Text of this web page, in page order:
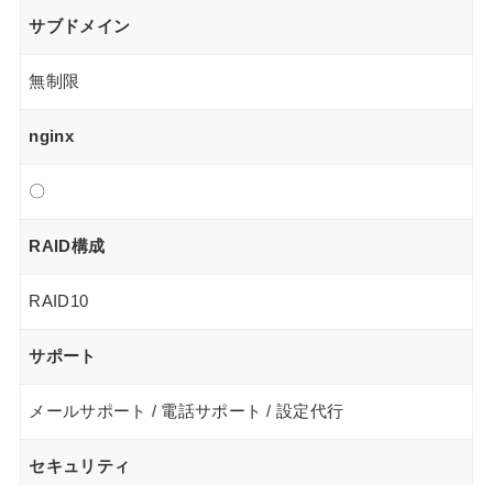
サブドメイン
無制限
nginx
〇
RAID構成
RAID10
サポート
メールサポート / 電話サポート / 設定代行
セキュリティ